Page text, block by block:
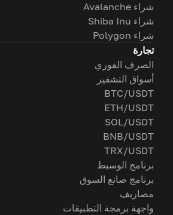
شراء Avalanche
شراء Shiba Inu
شراء Polygon
تجارة
الصرف الفوري
أسواق التشفير
BTC/USDT
ETH/USDT
SOL/USDT
BNB/USDT
TRX/USDT
برنامج الوسيط
برنامج صانع السوق
مصاريف
واجهة برمجة التطبيقات